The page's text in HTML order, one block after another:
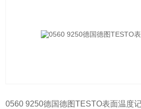
0560 9250德国德图TESTO表面温度